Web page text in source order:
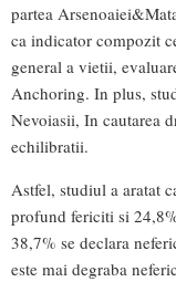
partea
ca indicator compozit
general a vietii,
Anchoring. In plus,
Nevoiasii, In cautarea
echilibratii.
Astfel, studiul a aratat
profund fericiti si
38,7% se declara
este mai degraba